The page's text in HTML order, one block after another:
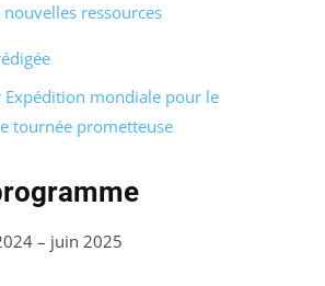
nouvelles ressources
Expédition mondiale pour le
tournée prometteuse
– juin 2025